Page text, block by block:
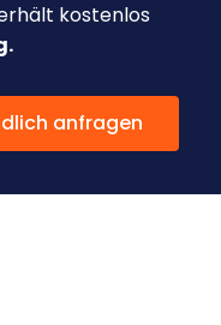
kostenlos
anfragen